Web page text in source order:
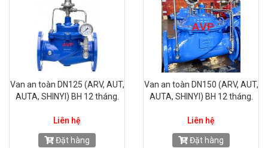
Van an toàn DN125 (ARV, AUT,
AUTA, SHINYI) BH 12 tháng.
Liên hệ
Đặt hàng
Van an toàn DN150 (ARV, AUT,
AUTA, SHINYI) BH 12 tháng.
Liên hệ
Đặt hàng